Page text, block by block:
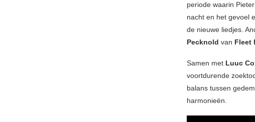
periode waarin
nacht en het gevoel
de nieuwe liedjes.
Pecknold van Fleet
Samen met Luuc
voortdurende
balans tussen
harmonieën.